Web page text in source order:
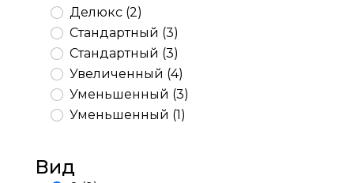
Делюкс (2)
Стандартный (3)
Стандартный (3)
Увеличенный (4)
Уменьшенный (3)
Уменьшенный (1)
Вид